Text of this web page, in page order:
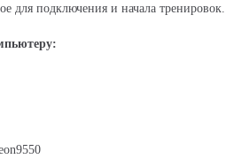
для подключения и начала тренировок.